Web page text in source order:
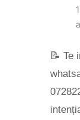
📝 Te